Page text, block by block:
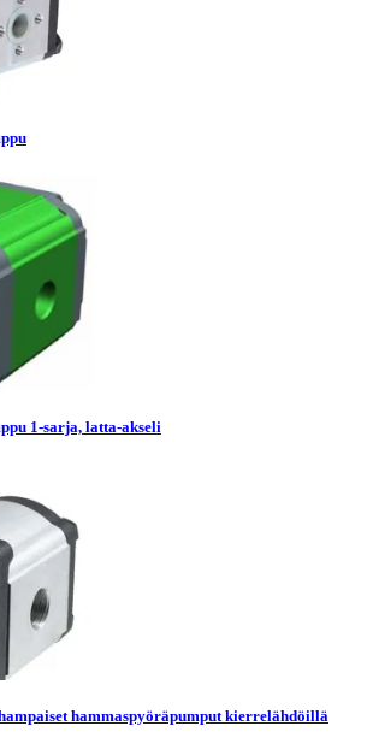
1-sarja, latta-akseli
hammaspyöräpumput kierrelähdöillä